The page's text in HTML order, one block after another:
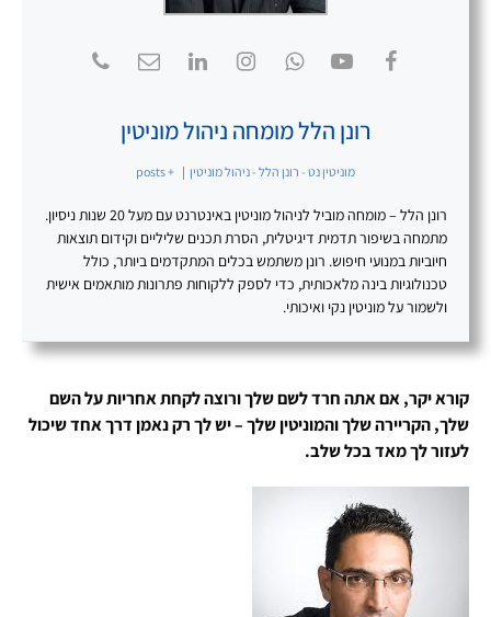
רונן הלל מומחה ניהול מוניטין
מוניטין נט - רונן הלל - ניהול מוניטין |
+ posts
רונן הלל – מומחה מוביל לניהול מוניטין באינטרנט עם מעל 20 שנות ניסיון.
מתמחה בשיפור תדמית דיגיטלית, הסרת תכנים שליליים וקידום תוצאות
חיוביות במנועי חיפוש. רונן משתמש בכלים המתקדמים ביותר, כולל
טכנולוגיות בינה מלאכותית, כדי לספק ללקוחות פתרונות מותאמים אישית
ולשמור על מוניטין נקי ואיכותי.
קורא יקר, אם אתה חרד לשם שלך ורוצה לקחת אחריות על השם
שלך, הקריירה שלך והמוניטין שלך – יש לך רק נאמן דרך אחד שיכול
לעזור לך מאד בכל שלב.